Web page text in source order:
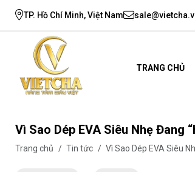
TP. Hồ Chí Minh, Việt Nam
TRANG CHỦ
Vì Sao Dép EVA Siêu Nhẹ Đang
Trang chủ / Tin tức / Vì Sao Dép EVA Siêu